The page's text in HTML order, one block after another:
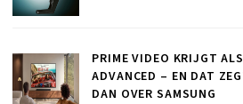
PRIME VIDEO KRIJGT
ADVANCED – EN DAT
DAN OVER SAMSUNG